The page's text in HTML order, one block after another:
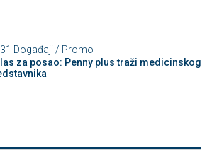
Događaji / Promo
za posao: Penny plus traži medicinskog